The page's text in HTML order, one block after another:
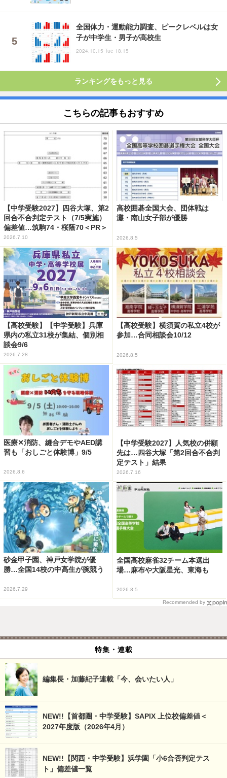
全国体力・運動能力調査、ピークレベルは女
子が中学生・男子が高校生
2024.10.15 Tue 18:15
ランキングをもっと見る
こちらの記事もおすすめ
【中学受験2027】四谷大塚、第2
回合不合判定テスト（7/5実施）
偏差値…筑駒74・桜蔭70＜PR＞
2026.7.10
高校囲碁全国大会、団体戦は
灘・南山女子部が優勝
2026.8.5
【高校受験】【中学受験】兵庫
県内の私立31校が集結、個別相
談会9/6
2026.7.28
【高校受験】横須賀の私立4校が
参加…合同相談会10/12
2026.8.5
医療✕消防、縫合デモやAED講
習も「おしごと体験博」9/5
2026.8.6
【中学受験2027】人気校の併願
先は…四谷大塚「第2回合不合判
定テスト」結果
2026.7.16
砂金甲子園、神戸女学院が優
勝…全国14校の中高生が腕競う
2026.7.29
全国高校麻雀32チーム本選出
場…麻布や大阪星光、東海も
2026.8.5
Recommended by
特集・連載
編集長・加藤紀子連載「今、会いたい人」
NEW!!【首都圏・中学受験】SAPIX 上位校偏差値＜
2027年度版（2026年4月）
NEW!!【関西・中学受験】浜学園「小6合否判定テス
ト」偏差値一覧